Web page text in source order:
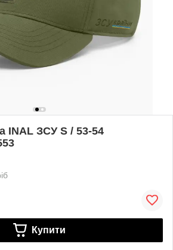
INAL ЗСУ S / 53-54
Купити